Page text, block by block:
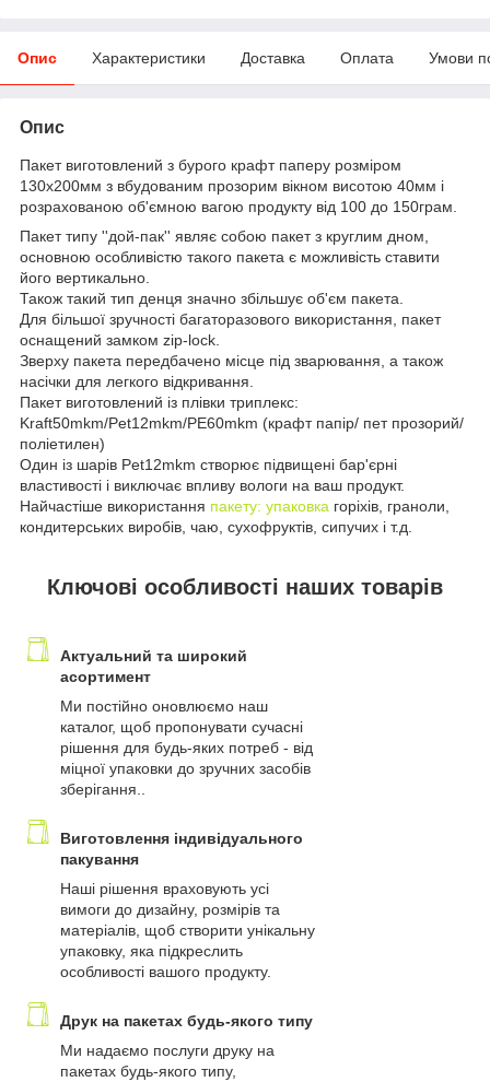
Опис Характеристики Доставка Оплата Умови
Опис
Пакет виготовлений з бурого крафт паперу розміром
130х200мм з вбудованим прозорим вікном висотою 40мм і
розрахованою об'ємною вагою продукту від 100 до 150грам.
Пакет типу ''дой-пак'' являє собою пакет з круглим дном,
основною особливістю такого пакета є можливість ставити
його вертикально.
Також такий тип денця значно збільшує об'єм пакета.
Для більшої зручності багаторазового використання, пакет
оснащений замком zip-lock.
Зверху пакета передбачено місце під зварювання, а також
насічки для легкого відкривання.
Пакет виготовлений із плівки триплекс:
Kraft50mkm/Pet12mkm/PE60mkm (крафт папір/ пет прозорий/
поліетилен)
Один із шарів Pet12mkm створює підвищені бар'єрні
властивості і виключає впливу вологи на ваш продукт.
Найчастіше використання пакету: упаковка горіхів, граноли,
кондитерських виробів, чаю, сухофруктів, сипучих і т.д.
Ключові особливості наших товарів
Актуальний та широкий
асортимент
Ми постійно оновлюємо наш
каталог, щоб пропонувати сучасні
рішення для будь-яких потреб - від
міцної упаковки до зручних засобів
зберігання..
Виготовлення індивідуального
пакування
Наші рішення враховують усі
вимоги до дизайну, розмірів та
матеріалів, щоб створити унікальну
упаковку, яка підкреслить
особливості вашого продукту.
Друк на пакетах будь-якого типу
Ми надаємо послуги друку на
пакетах будь-якого типу,